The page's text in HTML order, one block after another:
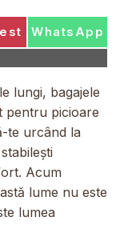
Share
WhatsApp
lungi, bagajele
pentru picioare
te urcând la
Acum
lume nu este
lumea